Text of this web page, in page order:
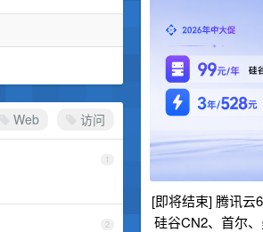
[即将结束] 腾讯云
硅谷CN2、首尔、
Web 访问
1
2